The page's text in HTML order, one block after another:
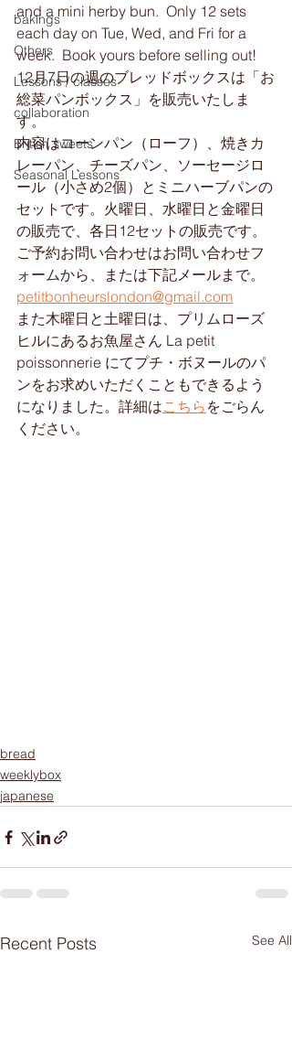
bakings
Others
Lessons / classes
collaboration
British sweets
Seasonal Lessons
and a mini herby bun.  Only 12 sets
each day on Tue, Wed, and Fri for a
week.  Book yours before selling out!
12月7日の週のブレッドボックスは「お
総菜パンボックス」を販売いたしま
す。
内容はコーンパン（ローフ）、焼きカ
レーパン、チーズパン、ソーセージロ
ール（小さめ2個）とミニハーブパンの
セットです。火曜日、水曜日と金曜日
の販売で、各日12セットの販売です。
ご予約お問い合わせはお問い合わせフ
ォームから、または下記メールまで。
petitbonheurslondon@gmail.com
また木曜日と土曜日は、プリムローズ
ヒルにあるお魚屋さん La petit
poissonnerie にてプチ・ボヌールのパ
ンをお求めいただくこともできるよう
になりました。詳細はこちら をごらん
ください。
bread
weeklybox
japanese
Recent Posts See All